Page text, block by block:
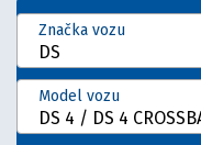
DS
Značka vozu
DS 4 / DS 4
Model vozu